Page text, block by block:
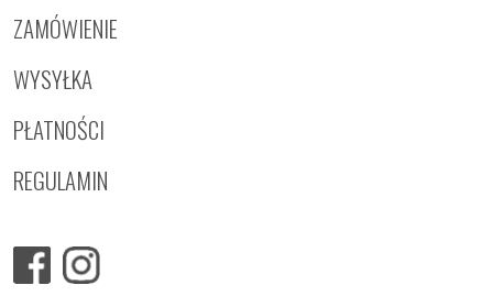
ZAMÓWIENIE
WYSYŁKA
PŁATNOŚCI
REGULAMIN